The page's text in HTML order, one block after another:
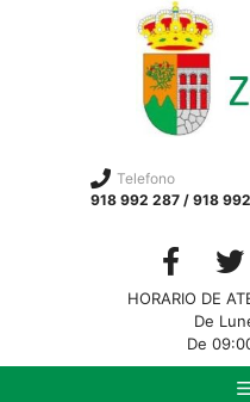
Telefono
918 992 287 / 918
HORARIO DE
De
De